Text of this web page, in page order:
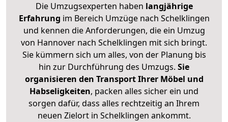
Die Umzugsexperten haben langjährige
Erfahrung im Bereich Umzüge nach Schelklingen
und kennen die Anforderungen, die ein Umzug
von Hannover nach Schelklingen mit sich bringt.
Sie kümmern sich um alles, von der Planung bis
hin zur Durchführung des Umzugs. Sie
organisieren den Transport Ihrer Möbel und
Habseligkeiten, packen alles sicher ein und
sorgen dafür, dass alles rechtzeitig an Ihrem
neuen Zielort in Schelklingen ankommt.